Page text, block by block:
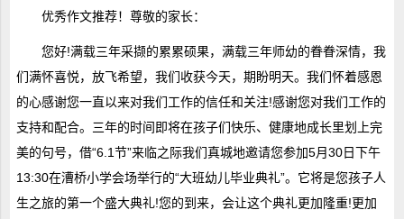
优秀作文推荐！尊敬的家长：
您好!满载三年采撷的累累硕果，满载三年师幼的眷眷深情，我
们满怀喜悦，放飞希望，我们收获今天，期盼明天。我们怀着感恩
的心感谢您一直以来对我们工作的信任和关注!感谢您对我们工作的
支持和配合。三年的时间即将在孩子们快乐、健康地成长里划上完
美的句号，借“6.1节”来临之际我们真城地邀请您参加5月30日下午
13:30在漕桥小学会场举行的“大班幼儿毕业典礼”。它将是您孩子人
生之旅的第一个盛大典礼!您的到来，会让这个典礼更加隆重!更加